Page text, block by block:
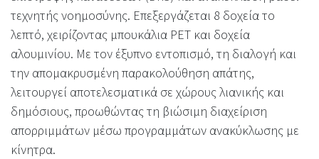
τεχνητής νοημοσύνης. Επεξεργάζεται 8 δοχεία το
λεπτό, χειρίζοντας μπουκάλια PET και δοχεία
αλουμινίου. Με τον έξυπνο εντοπισμό, τη διαλογή και
την απομακρυσμένη παρακολούθηση απάτης,
λειτουργεί αποτελεσματικά σε χώρους λιανικής και
δημόσιους, προωθώντας τη βιώσιμη διαχείριση
απορριμμάτων μέσω προγραμμάτων ανακύκλωσης με
κίνητρα.